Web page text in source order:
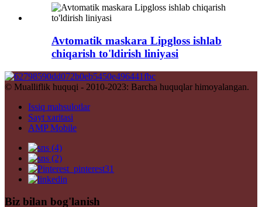
Avtomatik maskara Lipgloss ishlab
chiqarish to'ldirish liniyasi
© Mualliflik huquqi - 2010-2023: Barcha huquqlar himoyalangan.
Issiq mahsulotlar
Sayt xaritasi
AMP Mobile
Biz bilan bog'lanish